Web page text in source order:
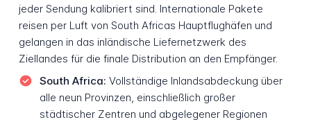
jeder Sendung kalibriert sind. Internationale Pakete
reisen per Luft von South Africas Hauptflughäfen und
gelangen in das inländische Liefernetzwerk des
Ziellandes für die finale Distribution an den Empfänger.
South Africa: Vollständige Inlandsabdeckung über
alle neun Provinzen, einschließlich großer
städtischer Zentren und abgelegener Regionen